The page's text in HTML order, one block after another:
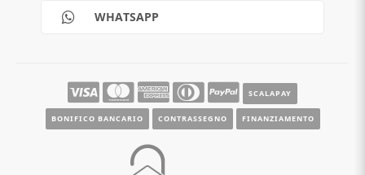
WHATSAPP
SCALAPAY
BONIFICO BANCARIO CONTRASSEGNO FINANZIAMENTO